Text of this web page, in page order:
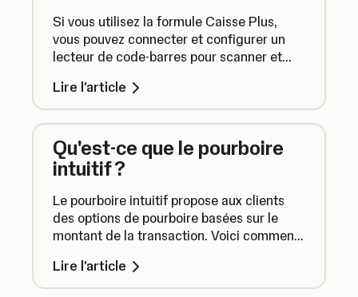
Si vous utilisez la formule Caisse Plus,
vous pouvez connecter et configurer un
lecteur de code-barres pour scanner et
du paiement. Sophistiquez votre activité
en retrouvant facilement vos articles en
magasin.
Lire l'article
Qu'est-ce que le pourboire
intuitif ?
Le pourboire intuitif propose aux clients
des options de pourboire basées sur le
montant de la transaction. Voici comment
personnaliser le pourcentage des
pourboires.
Lire l'article